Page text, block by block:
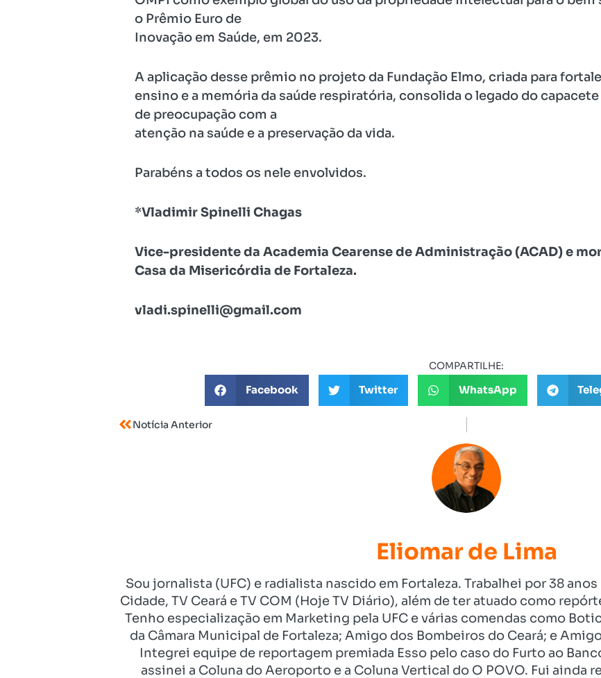
o Prêmio Euro de
Inovação em Saúde, em 2023.
A aplicação desse prêmio no projeto da Fundação Elmo, criada para
ensino e a memória da saúde respiratória, consolida o legado do
de preocupação com a
atenção na saúde e a preservação da vida.
Parabéns a todos os nele envolvidos.
*Vladimir Spinelli Chagas
Vice-presidente da Academia Cearense de Administração (ACAD) e
Casa da Misericórdia de Fortaleza.
vladi.spinelli@gmail.com
COMPARTILHE:
Facebook Twitter WhatsApp
Notícia Anterior
Eliomar de Lima
Sou jornalista (UFC) e radialista nascido em Fortaleza. Trabalhei por 38
Cidade, TV Ceará e TV COM (Hoje TV Diário), além de ter atuado como
Tenho especialização em Marketing pela UFC e várias comendas como
da Câmara Municipal de Fortaleza; Amigo dos Bombeiros do Ceará; e
Integrei equipe de reportagem premiada Esso pelo caso do Furto ao
assinei a Coluna do Aeroporto e a Coluna Vertical do O POVO. Fui ainda